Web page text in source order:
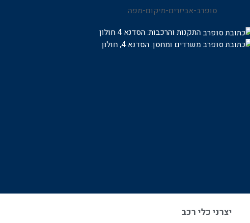
התקנות והרכבות:הסדנא 4 חולון
משרדים ומחסן: הסדנא 4, חולון
יצרני כלי רכב